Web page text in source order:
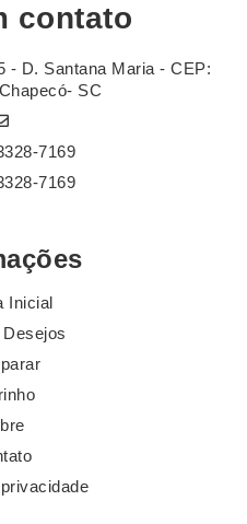
contato
- D. Santana Maria - CEP:
SC
7169
7169
Inicial